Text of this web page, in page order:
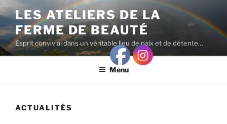
Aller
au
contenu
principal
LES ATELIERS DE LA
FERME DE BEAUTÉ
Esprit convivial dans un véritable lieu de paix et de détente…
Menu
ACTUALITÉS